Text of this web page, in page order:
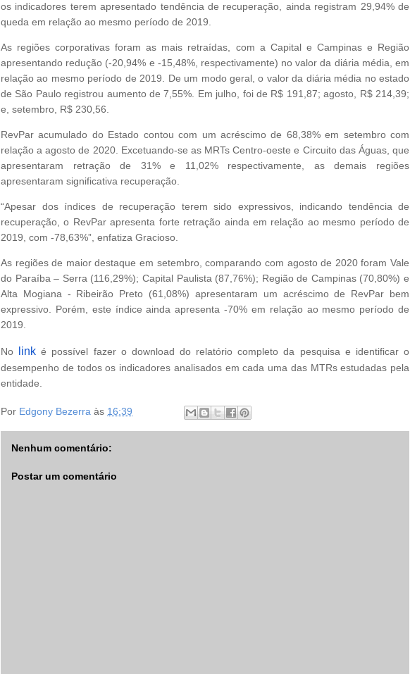
os indicadores terem apresentado tendência de recuperação, ainda registram 29,94% de
queda em relação ao mesmo período de 2019.
As regiões corporativas foram as mais retraídas, com a Capital e Campinas e Região
apresentando redução (-20,94% e -15,48%, respectivamente) no valor da diária média, em
relação ao mesmo período de 2019. De um modo geral, o valor da diária média no estado
de São Paulo registrou aumento de 7,55%. Em julho, foi de R$ 191,87; agosto, R$ 214,39;
e, setembro, R$ 230,56.
RevPar acumulado do Estado contou com um acréscimo de 68,38% em setembro com
relação a agosto de 2020. Excetuando-se as MRTs Centro-oeste e Circuito das Águas, que
apresentaram retração de 31% e 11,02% respectivamente, as demais regiões
apresentaram significativa recuperação.
“Apesar dos índices de recuperação terem sido expressivos, indicando tendência de
recuperação, o RevPar apresenta forte retração ainda em relação ao mesmo período de
2019, com -78,63%”, enfatiza Gracioso.
As regiões de maior destaque em setembro, comparando com agosto de 2020 foram Vale
do Paraíba – Serra (116,29%); Capital Paulista (87,76%); Região de Campinas (70,80%) e
Alta Mogiana - Ribeirão Preto (61,08%) apresentaram um acréscimo de RevPar bem
expressivo. Porém, este índice ainda apresenta -70% em relação ao mesmo período de
2019.
No link é possível fazer o download do relatório completo da pesquisa e identificar o
desempenho de todos os indicadores analisados em cada uma das MTRs estudadas pela
entidade.
Por Edgony Bezerra às 16:39
Nenhum comentário:
Postar um comentário